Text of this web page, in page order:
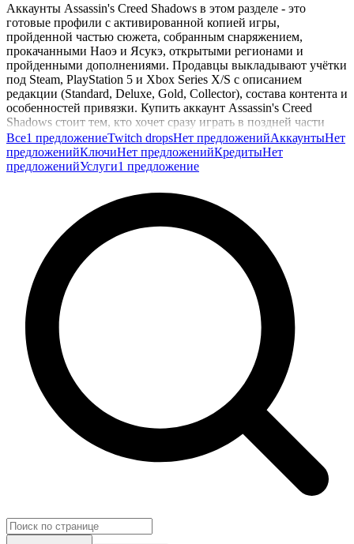
Аккаунты Assassin's Creed Shadows в этом разделе - это
готовые профили с активированной копией игры,
пройденной частью сюжета, собранным снаряжением,
прокачанными Наоэ и Ясукэ, открытыми регионами и
пройденными дополнениями. Продавцы выкладывают учётки
под Steam, PlayStation 5 и Xbox Series X/S с описанием
редакции (Standard, Deluxe, Gold, Collector), состава контента и
особенностей привязки. Купить аккаунт Assassin's Creed
Shadows стоит тем, кто хочет сразу играть в поздней части
истории, исследовать феодальную Японию, развивать тайное
братство и проходить сложные задания за выбранного героя.
Учётки с дополнениями открывают доступ к новому контенту
и эксклюзивной сюжетной линии, а прокачанные персонажи
позволяют пробовать разные стили боя: стелс-подход Наоэ и
открытые сражения Ясукэ. В карточках указывают платформу,
регион привязки, редакцию, перечень дополнений, уровень
персонажей, собранные комплекты снаряжения и особенности
входа в Ubisoft Connect.
Это помогает выбрать профиль под ваши задачи: спокойное
прохождение, коллекционная игра с закрытием всех
достижений, стриминг и длительная сюжетная кампания.
Такой подход ценят и новички, которые хотят быстро начать с
готовой базой, и ветераны серии, возвращающиеся к новой
части после других игр франшизы.
На GG.Store аккаунты Assassin's Creed Shadows собраны с
отзывами о продавцах. Вы выбираете подходящий профиль,
согласуете передачу и продолжаете путь по землям сёгуната.
Все1 предложениеTwitch dropsНет предложенийАккаунтыНет
предложенийКлючиНет предложенийКредитыНет
предложенийУслуги1 предложение